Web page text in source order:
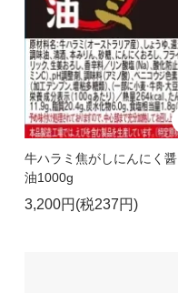
牛ハラミ焦がしにんにく醤
油1000g
3,200円(税237円)